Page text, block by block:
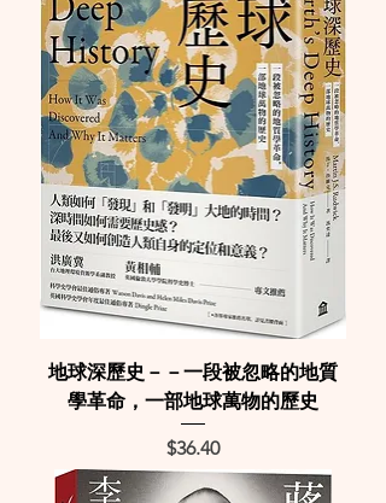
地球深歷史－－一段被忽略的地質
學革命，一部地球萬物的歷史
Price
$36.40